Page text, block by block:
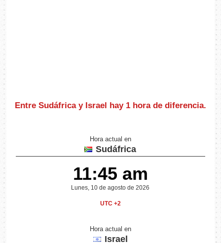
Entre Sudáfrica y Israel hay 1 hora de diferencia.
Hora actual en
Sudáfrica
11:45 am
Lunes, 10 de agosto de 2026
UTC +2
Hora actual en
Israel